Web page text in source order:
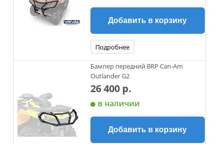
Добавить в корзину
Подробнее
Бампер передний BRP Can-Am
Outlander G2
26 400 р.
в наличии
Добавить в корзину